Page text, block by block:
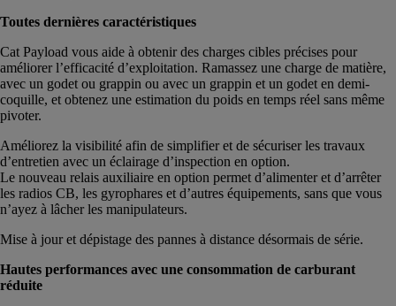
Toutes dernières caractéristiques
Cat Payload vous aide à obtenir des charges cibles précises pour
améliorer l’efficacité d’exploitation. Ramassez une charge de matière,
avec un godet ou grappin ou avec un grappin et un godet en demi-
coquille, et obtenez une estimation du poids en temps réel sans même
pivoter.
Améliorez la visibilité afin de simplifier et de sécuriser les travaux
d’entretien avec un éclairage d’inspection en option.
Le nouveau relais auxiliaire en option permet d’alimenter et d’arrêter
les radios CB, les gyrophares et d’autres équipements, sans que vous
n’ayez à lâcher les manipulateurs.
Mise à jour et dépistage des pannes à distance désormais de série.
Hautes performances avec une consommation de carburant
réduite